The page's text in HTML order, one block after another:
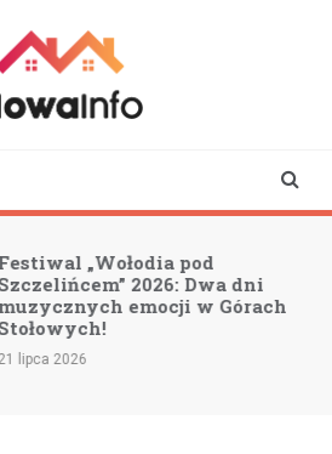
„Wołodia pod
2026: Dwa dni
emocji w Górach
2026